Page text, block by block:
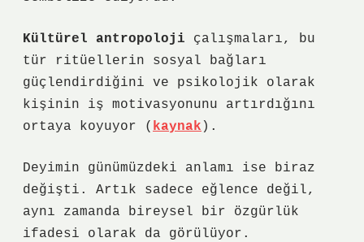
Kültürel antropoloji çalışmaları, bu
tür ritüellerin sosyal bağları
güçlendirdiğini ve psikolojik olarak
kişinin iş motivasyonunu artırdığını
ortaya koyuyor ( kaynak ).
Deyimin günümüzdeki anlamı ise biraz
değişti. Artık sadece eğlence değil,
aynı zamanda bireysel bir özgürlük
ifadesi olarak da görülüyor.